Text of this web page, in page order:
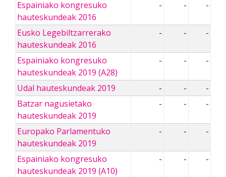
Espainiako kongresuko
hauteskundeak 2016
- - -
Eusko Legebiltzarrerako
hauteskundeak 2016
- - -
Espainiako kongresuko
hauteskundeak 2019 (A28)
- - -
Udal hauteskundeak 2019 - -
-
Batzar nagusietako
hauteskundeak 2019
- - -
Europako Parlamentuko
hauteskundeak 2019
- - -
Espainiako kongresuko
hauteskundeak 2019 (A10)
- - -